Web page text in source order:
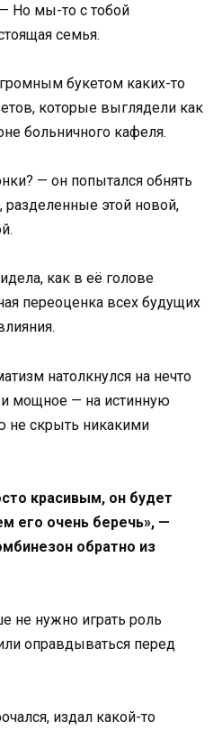
Но мы-то с тобой
семья.
букетом каких-то
которые выглядели как
больничного кафеля.
— он попытался обнять
разделенные этой новой,
как в её голове
переоценка всех будущих
натолкнулся на нечто
мощное — на истинную
не скрыть никакими
красивым, он будет
его очень беречь», —
обратно из
не нужно играть роль
оправдываться перед
издал какой-то